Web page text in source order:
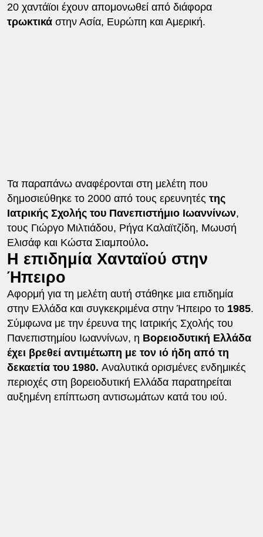
20 χαντάϊοι έχουν απομονωθεί από διάφορα
τρωκτικάστην Ασία, Ευρώπη και Αμερική.
Τα παραπάνω αναφέρονται στη μελέτη που
δημοσιεύθηκε το 2000 από τους ερευνητές της
Ιατρικής Σχολής του Πανεπιστήμιο Ιωαννίνων,
τους Γιώργο Μιλτιάδου, Ρήγα Καλαϊτζίδη, Μωυσή
Ελισάφ και Κώστα Σιαμπούλο.
Η επιδημία Χανταϊού στην
Ήπειρο
Αφορμή για τη μελέτη αυτή στάθηκε μια επιδημία
στην Ελλάδα και συγκεκριμένα στην Ήπειρο το 1985.
Σύμφωνα με την έρευνα της Ιατρικής Σχολής του
Πανεπιστημίου Ιωαννίνων, η Βορειοδυτική Ελλάδα
έχει βρεθεί αντιμέτωπη με τον ιό ήδη από τη
δεκαετία του 1980. Αναλυτικά ορισμένες ενδημικές
περιοχές στη βορειοδυτική Ελλάδα παρατηρείται
αυξημένη επίπτωση αντισωμάτων κατά του ιού.